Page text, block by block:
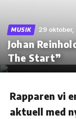
Skip
the
MUSIK 29 oktober,
Johan
The Start”
Rapparen vi
aktuell med